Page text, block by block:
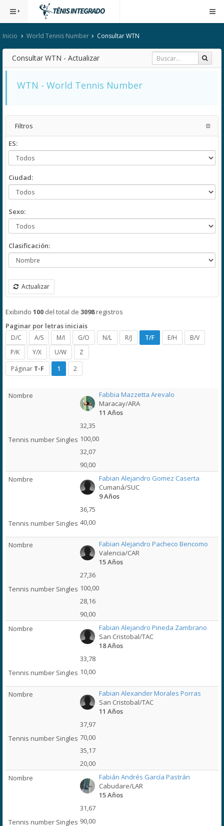
Inicio World Tennis Number Consultar WTN
Consultar WTN - Actualizar
WTN - World Tennis Number
Filtros
ES:
Ciudad:
Sexo:
Clasificación:
Actualizar
Exibindo 100 del total de 3098registros
Paginar por letras iniciais
D/C A/S M/I G/O N/L R/J T/F E/H
B/V
P/K
Y/X U/W
Z
Páginar T-F 1 2
Fabbia Mazzetta Arevalo
Maracay/ARA
11 Años
32,35
100,00
32,07
90,00
Fabian Alejandro Gomez Caserta
Cumaná/SUC
9 Años
36,75
40,00
Fabian Alejandro Pacheco Bencomo
Valencia/CAR
15 Años
27,36
100,00
28,16
90,00
Fabian Alejandro Pineda Zambrano
San Cristobal/TAC
18 Años
33,78
10,00
Fabian Alexander Morales Porras
San Cristobal/TAC
11 Años
37,97
70,00
35,17
20,00
Fabián Andrés García Pastrán
Cabudare/LAR
15 Años
31,67
90,00